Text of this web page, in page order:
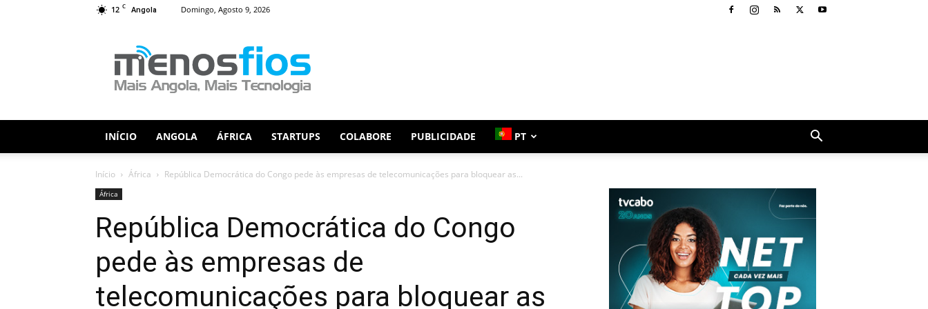
12 C Angola Domingo, Agosto 9, 2026
Fios
INÍCIO ANGOLA ÁFRICA STARTUPS COLABORE PUBLICIDADE PT
Início África República Democrática do Congo pede às empresas de telecomunicações para bloquear as...
África
República Democrática do Congo
pede às empresas de
telecomunicações para bloquear as